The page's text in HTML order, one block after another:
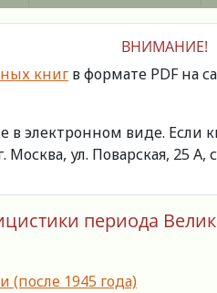
ВНИМАНИЕ!
книг в формате PDF на
в электронном виде.
Москва, ул. Поварская, 25 А,
периода
(после 1945 года)